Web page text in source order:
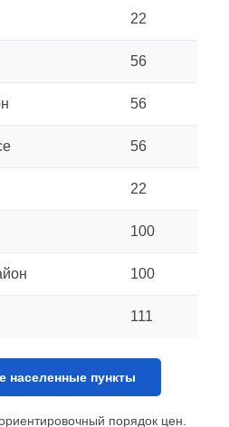
22
56
56
56
22
100
100
111
порядок цен.